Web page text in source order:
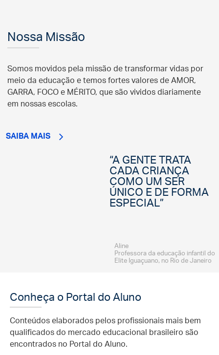
Nossa Missão
Somos movidos pela missão de transformar vidas por
meio da educação e temos fortes valores de AMOR,
GARRA, FOCO e MÉRITO, que são vividos diariamente
em nossas escolas.
SAIBA MAIS
“A GENTE TRATA
CADA CRIANÇA
COMO UM SER
ÚNICO E DE FORMA
ESPECIAL”
Aline
Professora da educação infantil do
Elite Iguaçuano, no Rio de Janeiro
Conheça o Portal do Aluno
Conteúdos elaborados pelos profissionais mais bem
qualificados do mercado educacional brasileiro são
encontrados no Portal do Aluno.